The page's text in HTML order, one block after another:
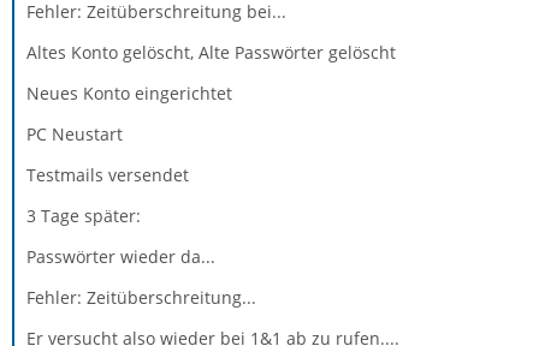
Fehler: Zeitüberschreitung bei...
Altes Konto gelöscht, Alte Passwörter gelöscht
Neues Konto eingerichtet
PC Neustart
Testmails versendet
3 Tage später:
Passwörter wieder da...
Fehler: Zeitüberschreitung...
Er versucht also wieder bei 1&1 ab zu rufen....